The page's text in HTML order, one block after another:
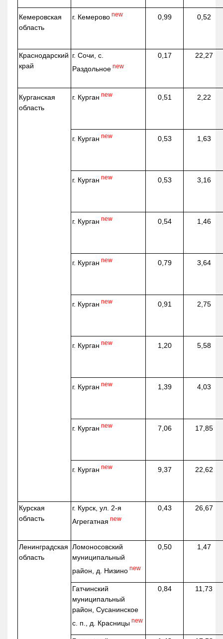
Кемеровская
область
г. Кемерово new 0,99 0,52
Краснодарский
край
г. Сочи, с.
Раздольное new
0,17 22,27
Курганская
область
г. Курган new 0,51 2,22
г. Курган new 0,53 1,63
г. Курган new 0,53 3,16
г. Курган new 0,54 1,46
г. Курган new 0,79 3,64
г. Курган new 0,91 2,75
г. Курган new 1,20 5,58
г. Курган new 1,39 4,03
г. Курган new 7,06 17,85
г. Курган new 9,37 22,62
Курская
область
г. Курск, ул. 2-я
Агрегатная new
0,43 26,67
Ленинградская
область
Ломоносовский
муниципальный
район, д. Низино new
0,50 1,47
Гатчинский
муниципальный
район, Сусанинское
с. п., д. Красницы new
0,84 11,73